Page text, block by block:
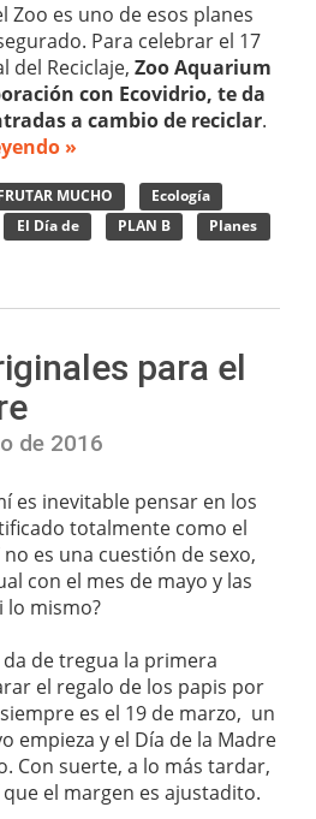
Zoo es uno de esos planes
Para celebrar el 17
del Reciclaje, Zoo Aquarium
con Ecovidrio, te da
a cambio de reciclar.
»
MUCHO
Ecología
El Día de PLAN B
Planes
para el
de 2016
es inevitable pensar en los
totalmente como el
es una cuestión de sexo,
con el mes de mayo y las
lo mismo?
de tregua la primera
el regalo de los papis por
es el 19 de marzo, un
empieza y el Día de la Madre
Con suerte, a lo más tardar,
que el margen es ajustadito.